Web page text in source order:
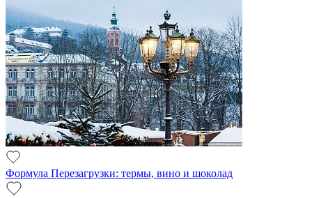
Формула Перезагрузки: термы, вино и шоколад